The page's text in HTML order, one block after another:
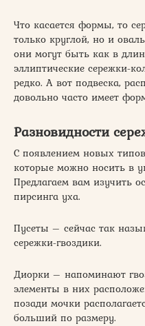
Что касается формы, то
только круглой, но и
они могут быть как в
эллиптические сережки-
редко. А вот подвеска,
довольно часто имеет
Разновидности
С появлением новых
которые можно носить в
Предлагаем вам изучить
пирсинга уха.
Пусеты – сейчас так
сережки-гвоздики.
Диорки – напоминают
элементы в них
позади мочки
больший по размеру.